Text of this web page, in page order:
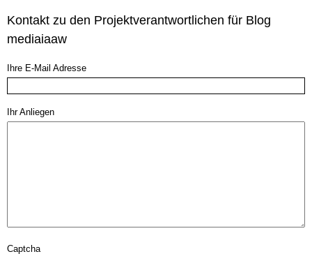
Kontakt zu den Projektverantwortlichen für Blog
mediaiaaw
Ihre E-Mail Adresse
Ihr Anliegen
Captcha